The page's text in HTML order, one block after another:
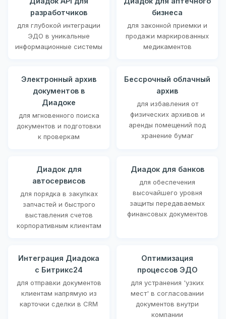
разработчиков
для глубокой интеграции
ЭДО в уникальные
информационные системы
бизнеса
для законной приемки и
продажи маркированных
медикаментов
Электронный архив
документов в
Диадоке
для мгновенного поиска
документов и подготовки
к проверкам
Бессрочный облачный
архив
для избавления от
физических архивов и
аренды помещений под
хранение бумаг
Диадок для
автосервисов
для порядка в закупках
запчастей и быстрого
выставления счетов
корпоративным клиентам
Диадок для банков
для обеспечения
высочайшего уровня
защиты передаваемых
финансовых документов
Интеграция Диадока
с Битрикс24
для отправки документов
клиентам напрямую из
карточки сделки в CRM
Оптимизация
процессов ЭДО
для устранения 'узких
мест' в согласовании
документов внутри
компании